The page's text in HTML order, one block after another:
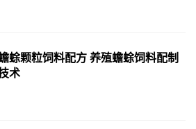
蜍颗粒饲料配方 养殖蟾蜍饲料配制
术